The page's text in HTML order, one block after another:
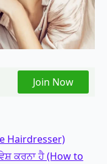
Join Now
Hairdresser)
ਕਰਨਾ ਹੈ (How to